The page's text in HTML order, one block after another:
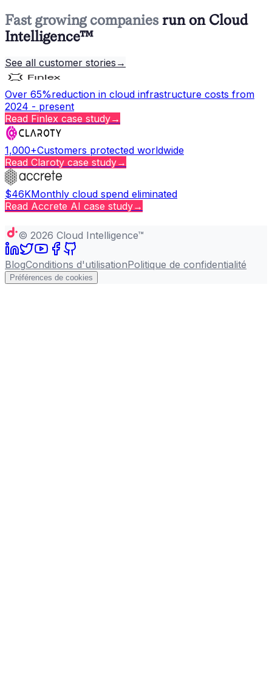
Fast growing companies run on Cloud
Intelligence™
See all customer stories →
Over 65%reduction in cloud infrastructure costs from
2024 - present
Read Finlex case study→
1,000+Customers protected worldwide
Read Claroty case study→
$46KMonthly cloud spend eliminated
Read Accrete AI case study→
© 2026 Cloud Intelligence™
BlogConditions d'utilisationPolitique de confidentialité
Préférences de cookies